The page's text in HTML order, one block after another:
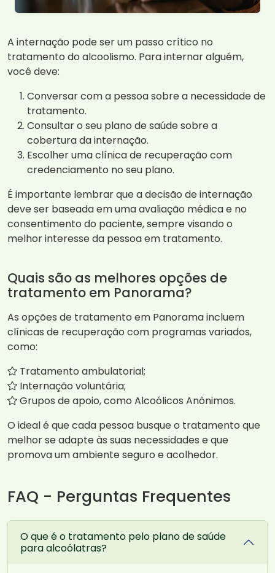
A internação pode ser um passo crítico no
tratamento do alcoolismo. Para internar alguém,
você deve:
Conversar com a pessoa sobre a necessidade de
tratamento.
Consultar o seu plano de saúde sobre a
cobertura da internação.
Escolher uma clínica de recuperação com
credenciamento no seu plano.
É importante lembrar que a decisão de internação
deve ser baseada em uma avaliação médica e no
consentimento do paciente, sempre visando o
melhor interesse da pessoa em tratamento.
Quais são as melhores opções de
tratamento em Panorama?
As opções de tratamento em Panorama incluem
clínicas de recuperação com programas variados,
como:
Tratamento ambulatorial;
Internação voluntária;
Grupos de apoio, como Alcoólicos Anônimos.
O ideal é que cada pessoa busque o tratamento que
melhor se adapte às suas necessidades e que
promova um ambiente seguro e acolhedor.
FAQ - Perguntas Frequentes
O que é o tratamento pelo plano de saúde
para alcoólatras?